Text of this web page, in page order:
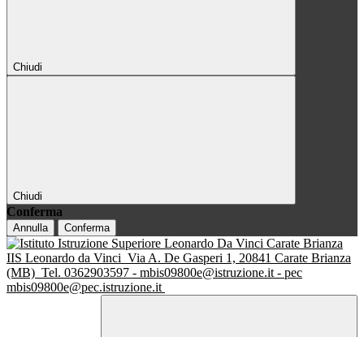
Chiudi
Chiudi
Conferma
Annulla Conferma
IIS Leonardo da Vinci Via A. De Gasperi 1, 20841 Carate Brianza
(MB) Tel. 0362903597 - mbis09800e@istruzione.it - pec
mbis09800e@pec.istruzione.it